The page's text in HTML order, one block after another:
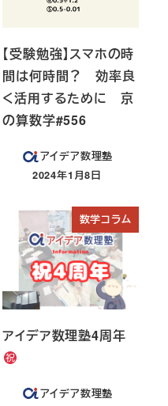
【受験勉強】スマホの時
間は何時間？ 効率良
く活用するために 京
の算数学#556
アイデア数理塾
投稿日
2024年1月8日
数学コラム
アイデア数理塾4周年
アイデア数理塾